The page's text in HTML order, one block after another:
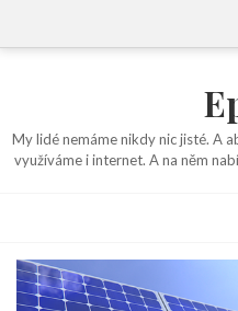
My lidé nemáme nikdy nic jisté. A
využíváme i internet. A na něm